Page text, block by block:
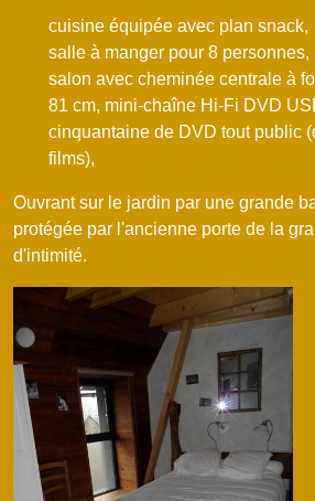
cuisine équipée avec plan snack,
salle à manger pour 8 personnes,
salon avec cheminée centrale à
81 cm, mini-chaîne Hi-Fi DVD
cinquantaine de DVD tout public
films),
Ouvrant sur le jardin par une grande
protégée par l'ancienne porte de la
d'intimité.